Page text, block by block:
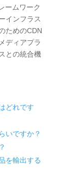
ームワーク
インフラス
ためのCDN
ディアプラ
との統合機
どれです
いですか？
を輸出する